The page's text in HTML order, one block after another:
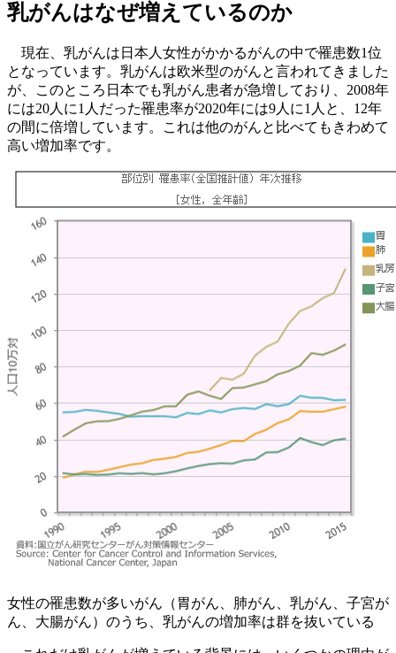
乳がんはなぜ増えているのか
現在、乳がんは日本人女性がかかるがんの中で罹患数1位
となっています。乳がんは欧米型のがんと言われてきました
が、このところ日本でも乳がん患者が急増しており、2008年
には20人に1人だった罹患率が2020年には9人に1人と、12年
の間に倍増しています。これは他のがんと比べてもきわめて
高い増加率です。
女性の罹患数が多いがん（胃がん、肺がん、乳がん、子宮が
ん、大腸がん）のうち、乳がんの増加率は群を抜いている